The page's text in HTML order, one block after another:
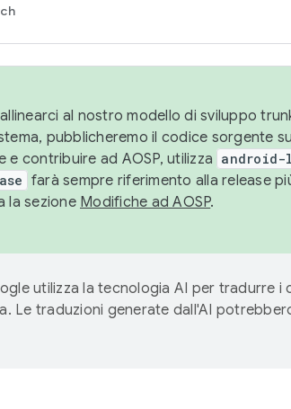
al nostro modello di sviluppo
pubblicheremo il codice sorgente
e contribuire ad AOSP, utilizza
farà sempre riferimento alla release
la sezione Modifiche ad AOSP.
utilizza la tecnologia AI per tradurre i
Le traduzioni generate dall'AI